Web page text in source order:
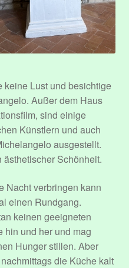
Lust und besichtige
Außer dem Haus
sind einige
Künstlern und auch
ausgestellt.
Schönheit.
Nacht verbringen kann
einen Rundgang.
keinen geeigneten
hin und her und mag
Hunger stillen. Aber
die Küche kalt